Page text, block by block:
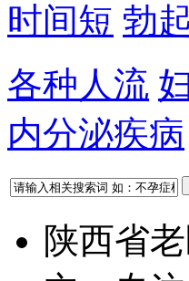
时间短 勃
各种人流
内分泌疾病
陕西省